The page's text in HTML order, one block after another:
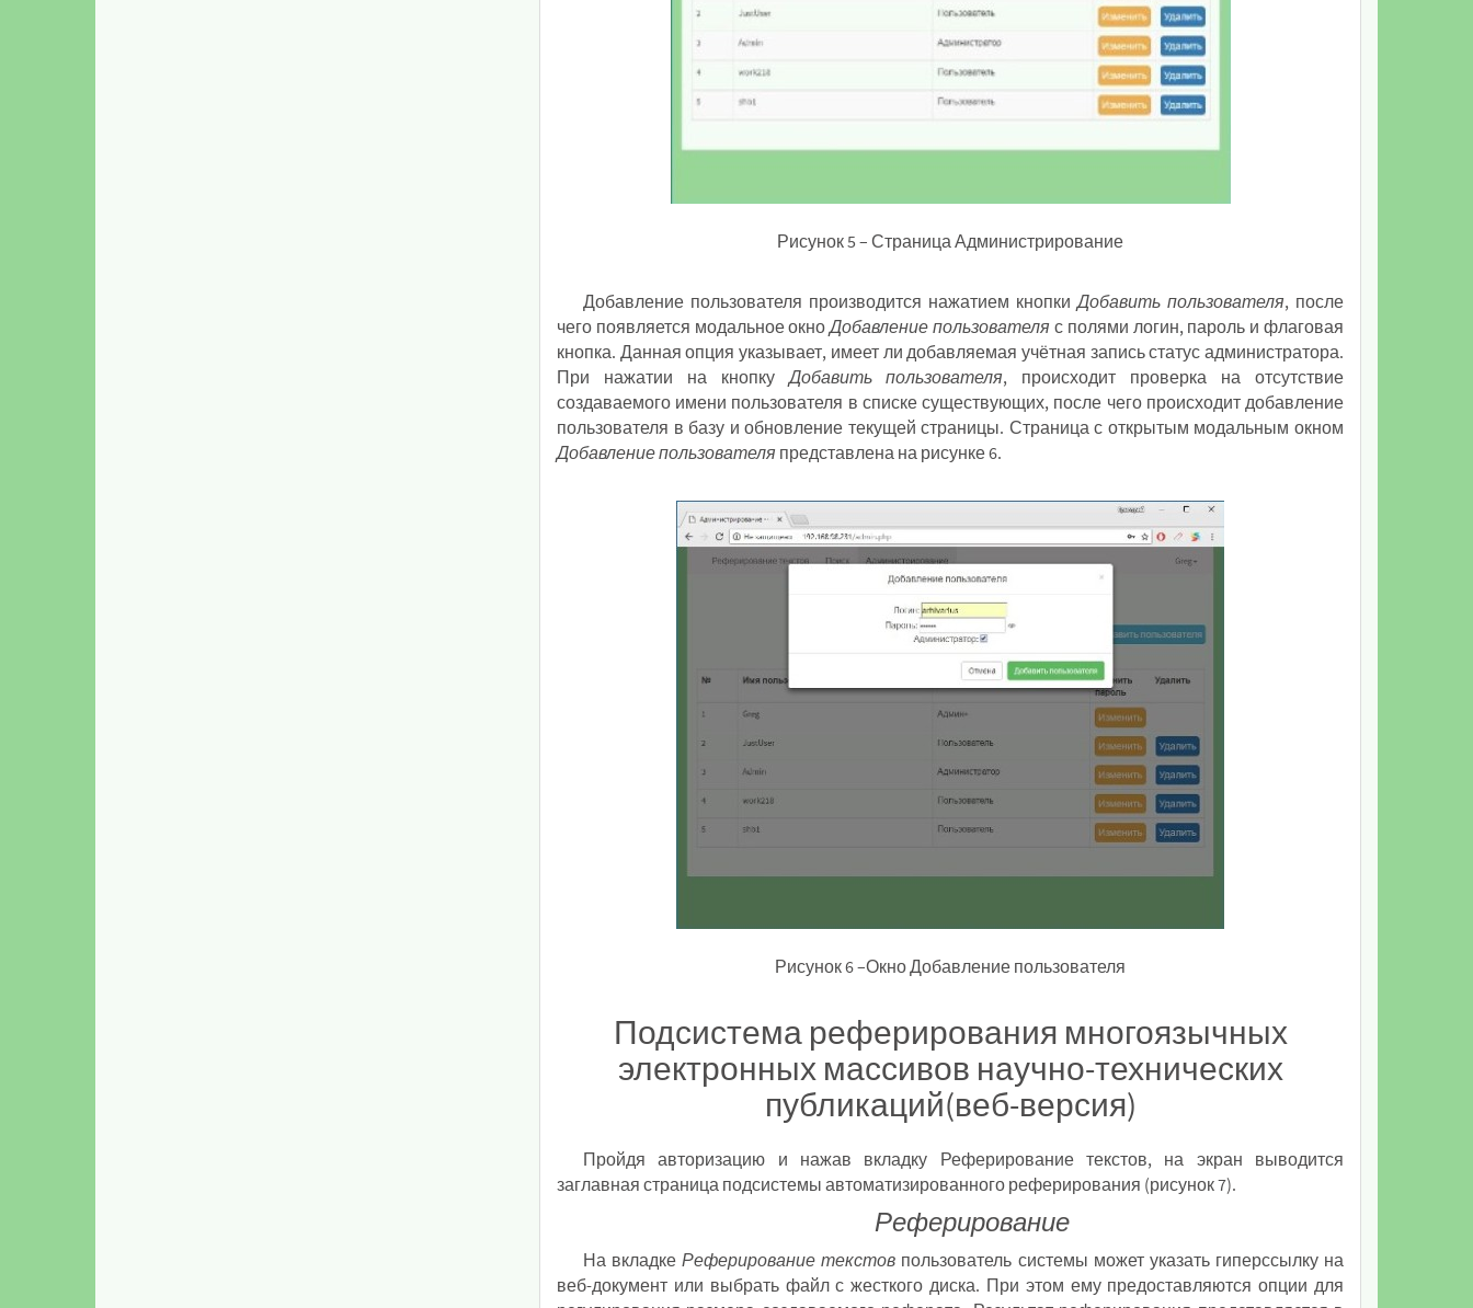
Рисунок 5 – Страница Администрирование
Добавление пользователя производится нажатием кнопкиДобавить пользователя, после
чего появляется модальное окноДобавление пользователя с полями логин, пароль и флаговая
кнопка. Данная опция указывает, имеет ли добавляемая учётная запись статус администратора.
При нажатии на кнопкуДобавить пользователя, происходит проверка на отсутствие
создаваемого имени пользователя в списке существующих, после чего происходит добавление
пользователя в базу и обновление текущей страницы. Страница с открытым модальным окном
Добавление пользователя представлена на рисунке 6.
Рисунок 6 –Окно Добавление пользователя
Подсистема реферирования многоязычных
электронных массивов научно-технических
публикаций(веб-версия)
Пройдя авторизацию и нажав вкладку Реферирование текстов, на экран выводится
заглавная страница подсистемы автоматизированного реферирования (рисунок 7).
Реферирование
На вкладкеРеферирование текстов пользователь системы может указать гиперссылку на
веб-документ или выбрать файл с жесткого диска. При этом ему предоставляются опции для